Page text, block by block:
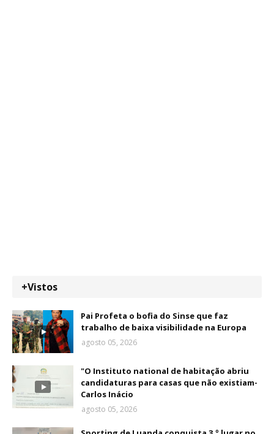
+Vistos
Pai Profeta o bofia do Sinse que faz
trabalho de baixa visibilidade na Europa
agosto 05, 2026
"O Instituto national de habitação abriu
candidaturas para casas que não existiam-
Carlos Inácio
agosto 05, 2026